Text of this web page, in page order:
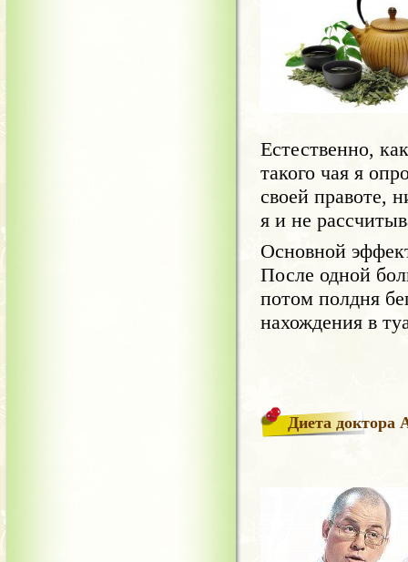
Естественно,
такого чая я
своей правоте,
я и не
Основной
После одной
потом полдня
нахождения в
Диета доктора